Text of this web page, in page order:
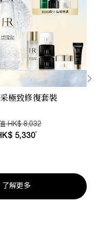
極致修復套裝
$ 5,330*
HK$ 8,032
了解更多